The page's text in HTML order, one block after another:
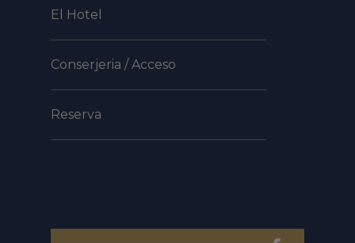
El Hotel
Conserjeria / Acceso
Reserva